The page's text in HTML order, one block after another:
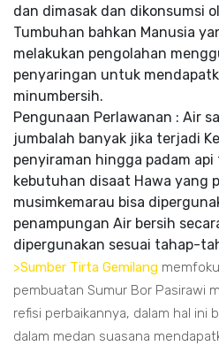
dan dimasak dan dikonsumsi
Tumbuhan bahkan Manusia
melakukan pengolahan
penyaringan untuk
minumbersih.
Pengunaan Perlawanan : Air
jumbalah banyak jika terjadi
penyiraman hingga padam
kebutuhan disaat Hawa yang
musimkemarau bisa
penampungan Air bersih
dipergunakan sesuai tahap-
>Sumber Tirta Gemilang
pembuatan Sumur Bor Pasirawi
refisi perbaikannya, dalam hal ini
dalam medan suasana